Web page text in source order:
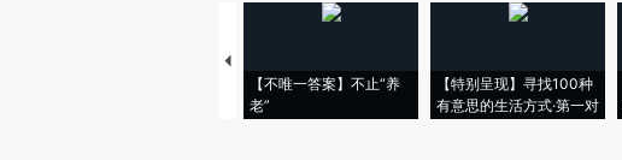
【不唯一答案】不止“养
老”
【特别呈现】寻找100种
有意思的生活方式·第一对